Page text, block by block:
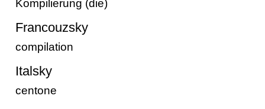
Kompilierung (die)
Francouzsky
compilation
Italsky
centone